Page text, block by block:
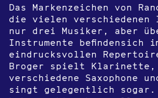
Das Markenzeichen von
die vielen verschiedenen
nur drei Musiker, aber
Instrumente befindensich
eindrucksvollen
Broger spielt Klarinette,
verschiedene Saxophone
singt gelegentlich sogar.